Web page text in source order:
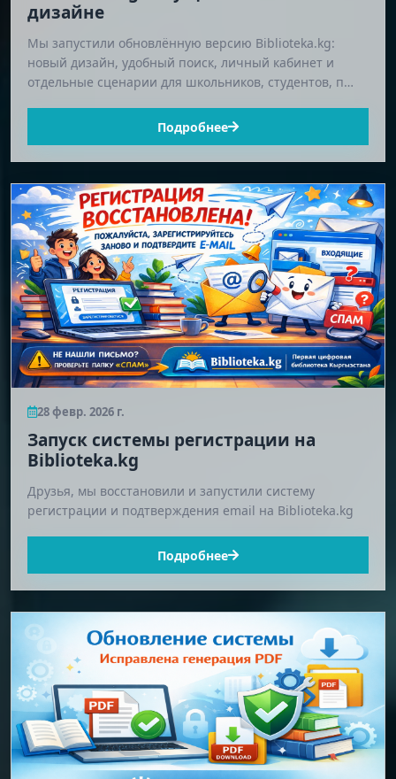
дизайне
Мы запустили обновлённую версию Biblioteka.kg:
новый дизайн, удобный поиск, личный кабинет и
отдельные сценарии для школьников, студентов, п…
Подробнее
28 февр. 2026 г.
Запуск системы регистрации на
Biblioteka.kg
Друзья, мы восстановили и запустили систему
регистрации и подтверждения email на Biblioteka.kg
Подробнее